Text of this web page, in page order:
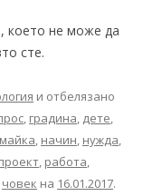
което не може да
сте.
и отбелязано
, градина, дете,
майка, начин, нужда,
, работа,
човек на 16.01.2017.